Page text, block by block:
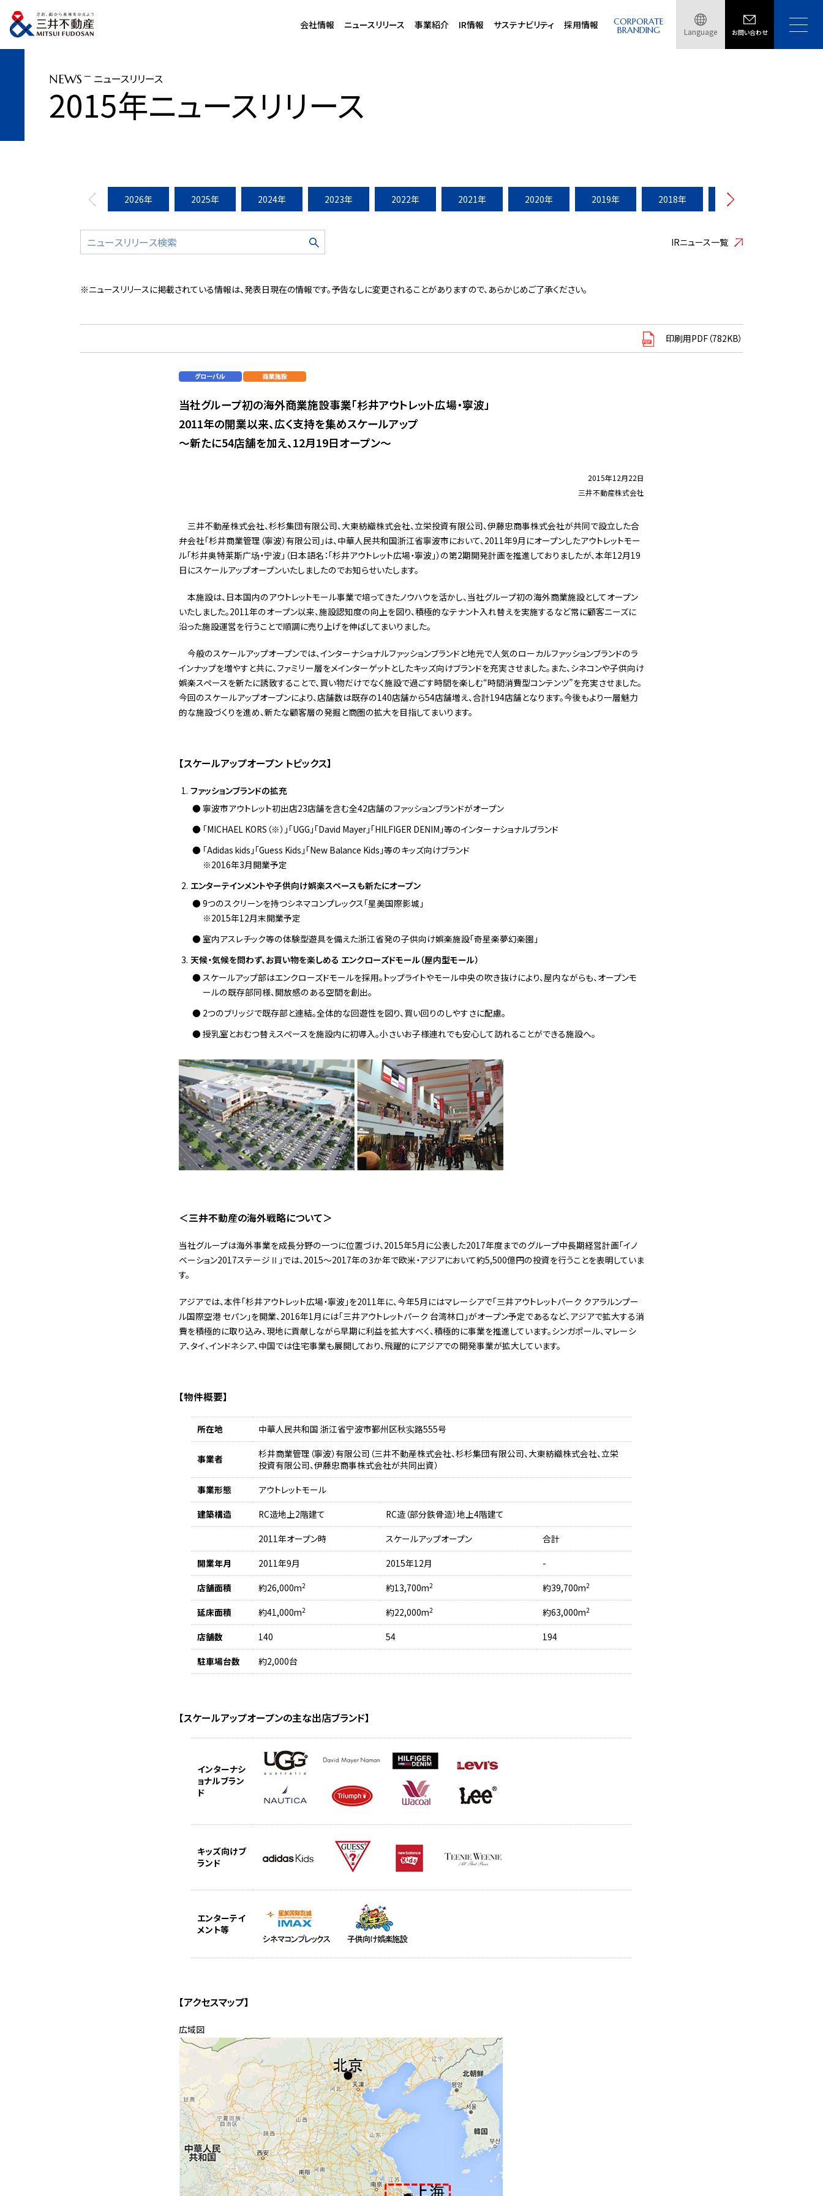
会社情報 ニュースリリース 事業紹介 IR情報 サステナビリティ 採用情報 CORPORATE
BRANDING Language お問い合わせ
トップページ ニュースリリース
NEWS ニュースリリース
2015年ニュースリリース
2026年 2025年 2024年 2023年 2022年 2021年 2020年 2019年 2018年 2017年
IRニュース一覧
※ニュースリリースに掲載されている情報は、発表日現在の情報です。予告なしに変更されることがありますので、あらかじめご了承ください。
印刷用PDF（782KB）
当社グループ初の海外商業施設事業「杉井アウトレット広場・寧波」
2011年の開業以来、広く支持を集めスケールアップ
～新たに54店舗を加え、12月19日オープン～
2015年12月22日
三井不動産株式会社
三井不動産株式会社、杉杉集団有限公司、大東紡織株式会社、立栄投資有限公司、伊藤忠商事株式会社が共同で設立した合
弁会社「杉井商業管理（寧波）有限公司」は、中華人民共和国浙江省寧波市において、2011年9月にオープンしたアウトレットモー
ル「杉井奥特莱斯广场・宁波」（日本語名：「杉井アウトレット広場・寧波」）の第2期開発計画を推進しておりましたが、本年12月19
日にスケールアップオープンいたしましたのでお知らせいたします。
本施設は、日本国内のアウトレットモール事業で培ってきたノウハウを活かし、当社グループ初の海外商業施設としてオープン
いたしました。2011年のオープン以来、施設認知度の向上を図り、積極的なテナント入れ替えを実施するなど常に顧客ニーズに
沿った施設運営を行うことで順調に売り上げを伸ばしてまいりました。
今般のスケールアップオープンでは、インターナショナルファッションブランドと地元で人気のローカルファッションブランドのラ
インナップを増やすと共に、ファミリー層をメインターゲットとしたキッズ向けブランドを充実させました。また、シネコンや子供向け
娯楽スペースを新たに誘致することで、買い物だけでなく施設で過ごす時間を楽しむ“時間消費型コンテンツ”を充実させました。
今回のスケールアップオープンにより、店舗数は既存の140店舗から54店舗増え、合計194店舗となります。今後もより一層魅力
的な施設づくりを進め、新たな顧客層の発掘と商圏の拡大を目指してまいります。
【スケールアップオープン トピックス】
ファッションブランドの拡充
寧波市アウトレット初出店23店舗を含む全42店舗のファッションブランドがオープン
「MICHAEL KORS（※）」「UGG」「David Mayer」「HILFIGER DENIM」等のインターナショナルブランド
「Adidas kids」「Guess Kids」「New Balance Kids」等のキッズ向けブランド
※2016年3月開業予定
エンターテインメントや子供向け娯楽スペースも新たにオープン
9つのスクリーンを持つシネマコンプレックス「星美国際影城」
※2015年12月末開業予定
室内アスレチック等の体験型遊具を備えた浙江省発の子供向け娯楽施設「奇星楽夢幻楽園」
天候・気候を問わず、お買い物を楽しめる エンクローズドモール（屋内型モール）
スケールアップ部はエンクローズドモールを採用。トップライトやモール中央の吹き抜けにより、屋内ながらも、オープンモ
ールの既存部同様、開放感のある空間を創出。
2つのブリッジで既存部と連結。全体的な回遊性を図り、買い回りのしやすさに配慮。
授乳室とおむつ替えスペースを施設内に初導入。小さいお子様連れでも安心して訪れることができる施設へ。
＜三井不動産の海外戦略について＞
当社グループは海外事業を成長分野の一つに位置づけ、2015年5月に公表した2017年度までのグループ中長期経営計画「イノ
ベーション2017ステージⅡ」では、2015～2017年の3か年で欧米・アジアにおいて約5,500億円の投資を行うことを表明していま
す。
アジアでは、本件「杉井アウトレット広場・寧波」を2011年に、今年5月にはマレーシアで「三井アウトレットパーク クアラルンプー
ル国際空港 セパン」を開業、2016年1月には「三井アウトレットパーク 台湾林口」がオープン予定であるなど、アジアで拡大する消
費を積極的に取り込み、現地に貢献しながら早期に利益を拡大すべく、積極的に事業を推進しています。シンガポール、マレーシ
ア、タイ、インドネシア、中国では住宅事業も展開しており、飛躍的にアジアでの開発事業が拡大しています。
【物件概要】
所在地 中華人民共和国 浙江省宁波市鄞州区秋实路555号
事業者
杉井商業管理（寧波）有限公司（三井不動産株式会社、杉杉集団有限公司、大東紡織株式会社、立栄
投資有限公司、伊藤忠商事株式会社が共同出資）
事業形態
アウトレットモール
建築構造
RC造地上2階建て
RC造（部分鉄骨造）地上4階建て
2011年オープン時
スケールアップオープン
合計
開業年月
2011年9月 2015年12月
-
店舗面積
約26,000m2 約13,700m2 約39,700m2
延床面積 約41,000m2 約22,000m2 約63,000m2
店舗数 140 54
194
駐車場台数
約2,000台
【スケールアップオープンの主な出店ブランド】
インターナシ
ョナルブラン
ド
キッズ向けブ
ランド
エンターテイ
メント等
【アクセスマップ】
広域図